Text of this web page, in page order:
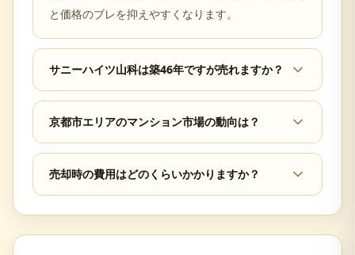
と価格のブレを抑えやすくなります。
サニーハイツ山科は築46年ですが売れますか？
京都市エリアのマンション市場の動向は？
売却時の費用はどのくらいかかりますか？